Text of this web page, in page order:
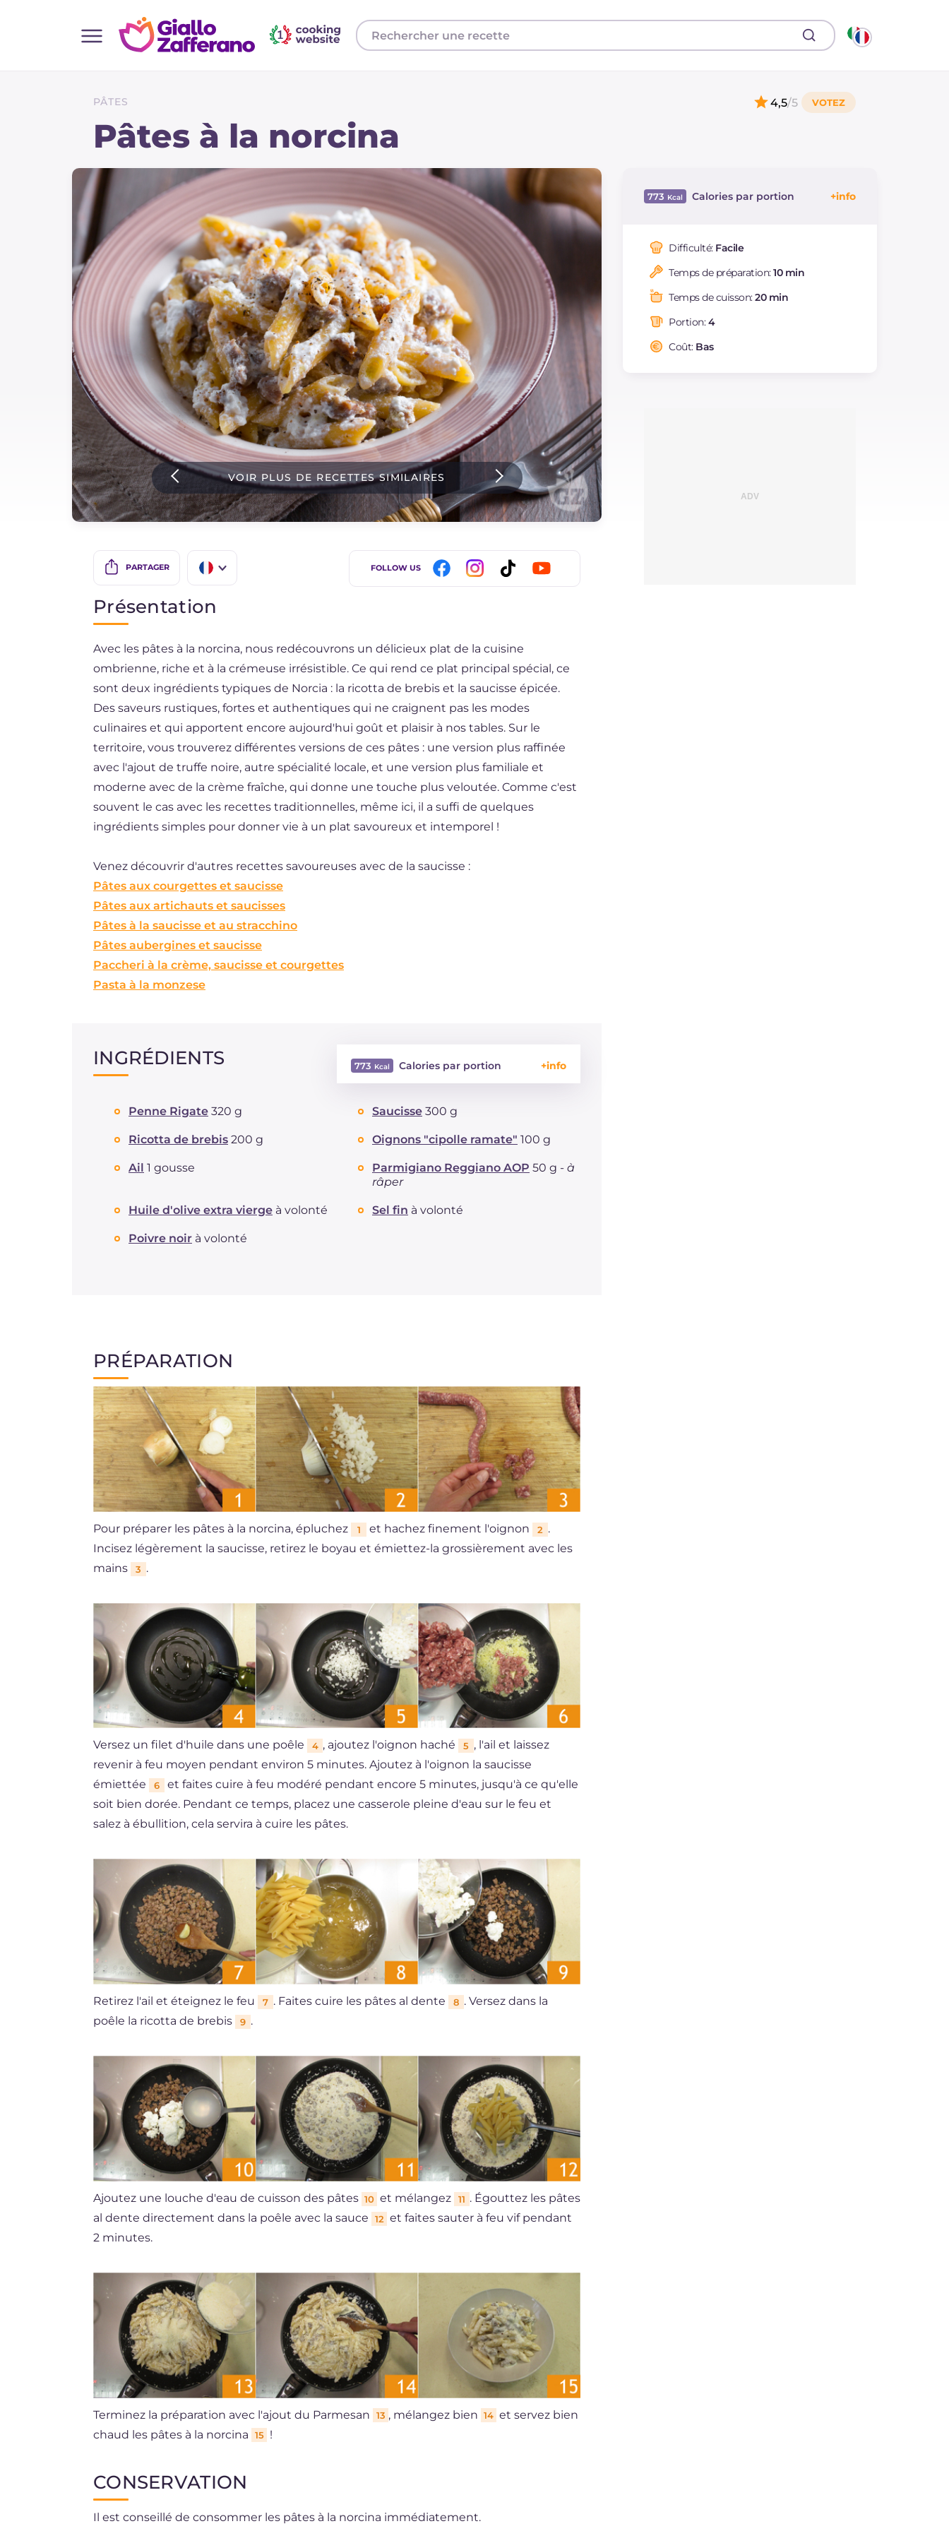
Toutes les recettes
Plats principaux
Boissons et rafraîchissements
Accompagnement
Pizzas et focaccia
Gateaux et patisserie
Dernieres recettes
Instagram
YouTube
PÂTES
Pâtes à la norcina
4,5/5
VOIR PLUS DE RECETTES SIMILAIRES
PARTAGER
DE
BR
NL
FOLLOW US
773 Calories par portion
Dont sucres
Protéine g
Graisses
saturés
Fibre
Cholestérol
Difficulté: Facile
Temps de préparation:10 min
Temps de cuisson:20 min
Portion:4
Coût: Bas
Présentation
Avec les pâtes à la norcina, nous redécouvrons un délicieux plat de la cuisine
ombrienne, riche et à la crémeuse irrésistible. Ce qui rend ce plat principal spécial, ce
sont deux ingrédients typiques de Norcia : la ricotta de brebis et la saucisse épicée.
Des saveurs rustiques, fortes et authentiques qui ne craignent pas les modes
culinaires et qui apportent encore aujourd'hui goût et plaisir à nos tables. Sur le
territoire, vous trouverez différentes versions de ces pâtes : une version plus raffinée
avec l'ajout de truffe noire, autre spécialité locale, et une version plus familiale et
moderne avec de la crème fraîche, qui donne une touche plus veloutée. Comme c'est
souvent le cas avec les recettes traditionnelles, même ici, il a suffi de quelques
ingrédients simples pour donner vie à un plat savoureux et intemporel !
Venez découvrir d'autres recettes savoureuses avec de la saucisse :
Pâtes aux courgettes et saucisse
Pâtes aux artichauts et saucisses
Pâtes à la saucisse et au stracchino
Pâtes aubergines et saucisse
Paccheri à la crème, saucisse et courgettes
Pasta à la monzese
INGRÉDIENTS 773 Calories par portion
Glucides
Protéine g 28.7
Graisses g 41.8
dont acides gras saturés
Fibre
Penne Rigate 320 g Saucisse 300 g
Ricotta de brebis 200 g Oignons "cipolle ramate" 100 g
Ail 1 gousse Parmigiano Reggiano AOP 50 g - à
râper
Huile d'olive extra vierge à volonté Sel fin à volonté
Poivre noir à volonté
PRÉPARATION
Pour préparer les pâtes à la norcina, épluchez 1 et hachez finement l'oignon 2 .
Incisez légèrement la saucisse, retirez le boyau et émiettez-la grossièrement avec les
mains
3 .
Versez un filet d'huile dans une poêle 4 , ajoutez l'oignon haché 5 , l'ail et laissez
revenir à feu moyen pendant environ 5 minutes. Ajoutez à l'oignon la saucisse
émiettée
6
et faites cuire à feu modéré pendant encore 5 minutes, jusqu'à ce qu'elle
soit bien dorée. Pendant ce temps, placez une casserole pleine d'eau sur le feu et
salez à ébullition, cela servira à cuire les pâtes.
Retirez l'ail et éteignez le feu 7 . Faites cuire les pâtes al dente 8 . Versez dans la
poêle la ricotta de brebis
9 .
Ajoutez une louche d'eau de cuisson des pâtes 10 et mélangez 11 . Égouttez les pâtes
al dente directement dans la poêle avec la sauce
12 et faites sauter à feu vif pendant
2 minutes.
Terminez la préparation avec l'ajout du Parmesan 13 , mélangez bien 14 et servez bien
chaud les pâtes à la norcina
15 !
CONSERVATION
Il est conseillé de consommer les pâtes à la norcina immédiatement.